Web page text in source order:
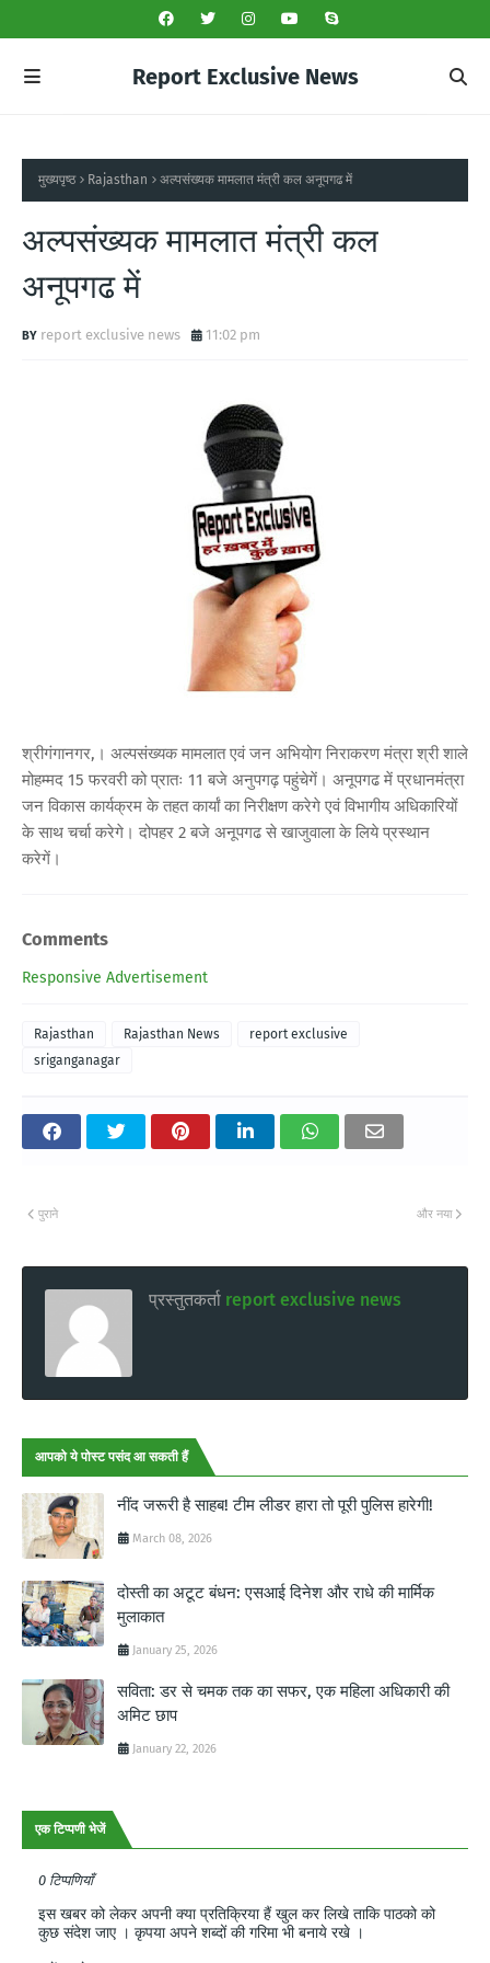
Report Exclusive News
मुख्यपृष्ठ Rajasthan अल्पसंख्यक मामलात मंत्री कल अनूपगढ में
अल्पसंख्यक मामलात मंत्री कल
अनूपगढ में
report exclusive news 11:02 pm
श्रीगंगानगर,। अल्पसंख्यक मामलात एवं जन अभियोग निराकरण मंत्रा श्री शाले
मोहम्मद 15 फरवरी को प्रातः 11 बजे अनुपगढ़ पहुंचेगें। अनूपगढ में प्रधानमंत्रा
जन विकास कार्यक्रम के तहत कार्यां का निरीक्षण करेगे एवं विभागीय अधिकारियों
के साथ चर्चा करेगे। दोपहर 2 बजे अनूपगढ से खाजुवाला के लिये प्रस्थान
करेगें।
Comments
Responsive Advertisement
Rajasthan Rajasthan News
report exclusive
sriganganagar
और नया
पुराने
प्रस्तुतकर्ता report exclusive news
आपको ये पोस्ट पसंद आ सकती हैं
नींद जरूरी है साहब! टीम लीडर हारा तो पूरी पुलिस हारेगी!
March 08, 2026
दोस्ती का अटूट बंधन: एसआई दिनेश और राधे की मार्मिक
मुलाकात
January 25, 2026
सविता: डर से चमक तक का सफर, एक महिला अधिकारी की
अमिट छाप
January 22, 2026
एक टिप्पणी भेजें
0 टिप्पणियाँ
इस खबर को लेकर अपनी क्या प्रतिक्रिया हैं खुल कर लिखे ताकि पाठको को
कुछ संदेश जाए । कृपया अपने शब्दों की गरिमा भी बनाये रखे ।